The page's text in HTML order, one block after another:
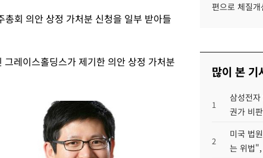
회 의안 상정 가처분 신청을 일부 받아들
레이스홀딩스가 제기한 의안 상정 가처분
편으로 체질
많이 본 기
1
삼성전
권가 비
2
미국 법
는 위법",